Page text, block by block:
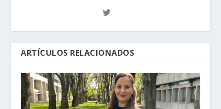
ARTÍCULOS RELACIONADOS